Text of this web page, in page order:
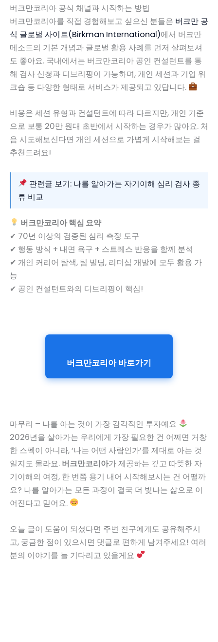
버크만코리아 공식 채널과 시작하는 방법
버크만코리아를 직접 경험해보고 싶으신 분들은 버크만 공
식 글로벌 사이트(Birkman International)에서 버크만
메소드의 기본 개념과 글로벌 활용 사례를 먼저 살펴보셔
도 좋아요. 국내에서는 버크만코리아 공인 컨설턴트를 통
해 검사 신청과 디브리핑이 가능하며, 개인 세션과 기업 워
크숍 등 다양한 형태로 서비스가 제공되고 있답니다.
비용은 세션 유형과 컨설턴트에 따라 다르지만, 개인 기준
으로 보통 20만 원대 초반에서 시작하는 경우가 많아요. 처
음 시도해보신다면 개인 세션으로 가볍게 시작해보는 걸
추천드려요!
관련글 보기: 나를 알아가는 자기이해 심리 검사 종
류 비교
버크만코리아 핵심 요약
✔ 70년 이상의 검증된 심리 측정 도구
✔ 행동 방식 + 내면 욕구 + 스트레스 반응을 함께 분석
✔ 개인 커리어 탐색, 팀 빌딩, 리더십 개발에 모두 활용 가
능
✔ 공인 컨설턴트와의 디브리핑이 핵심!
버크만코리아 바로가기
마무리 – 나를 아는 것이 가장 감각적인 투자예요
2026년을 살아가는 우리에게 가장 필요한 건 어쩌면 거창
한 스펙이 아니라, ‘나는 어떤 사람인가’를 제대로 아는 것
일지도 몰라요. 버크만코리아가 제공하는 깊고 따뜻한 자
기이해의 여정, 한 번쯤 용기 내어 시작해보시는 건 어떨까
요? 나를 알아가는 모든 과정이 결국 더 빛나는 삶으로 이
어진다고 믿어요.
오늘 글이 도움이 되셨다면 주변 친구에게도 공유해주시
고, 궁금한 점이 있으시면 댓글로 편하게 남겨주세요! 여러
분의 이야기를 늘 기다리고 있을게요